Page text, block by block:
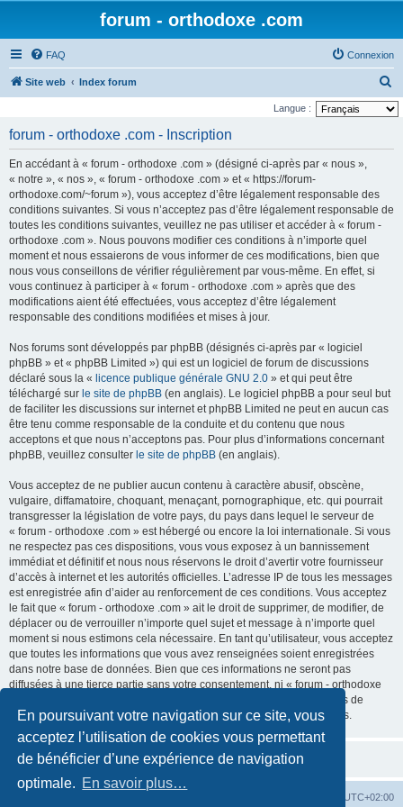
En poursuivant votre navigation sur ce site, vous
acceptez l’utilisation de cookies vous permettant
de bénéficier d’une expérience de navigation
optimale. En savoir plus…
forum - orthodoxe .com
FAQ Connexion
Site web Index forum
e
Langue :
forum - orthodoxe .com - Inscription
En accédant à « forum - orthodoxe .com » (désigné ci-après par « nous »,
« notre », « nos », « forum - orthodoxe .com » et « https://forum-
orthodoxe.com/~forum »), vous acceptez d’être légalement responsable des
conditions suivantes. Si vous n’acceptez pas d’être légalement responsable de
toutes les conditions suivantes, veuillez ne pas utiliser et accéder à « forum -
orthodoxe .com ». Nous pouvons modifier ces conditions à n’importe quel
moment et nous essaierons de vous informer de ces modifications, bien que
nous vous conseillons de vérifier régulièrement par vous-même. En effet, si
vous continuez à participer à « forum - orthodoxe .com » après que des
modifications aient été effectuées, vous acceptez d’être légalement
responsable des conditions modifiées et mises à jour.
Nos forums sont développés par phpBB (désignés ci-après par « logiciel
phpBB » et « phpBB Limited ») qui est un logiciel de forum de discussions
déclaré sous la « licence publique générale GNU 2.0 » et qui peut être
téléchargé sur le site de phpBB (en anglais). Le logiciel phpBB a pour seul but
de faciliter les discussions sur internet et phpBB Limited ne peut en aucun cas
être tenu comme responsable de la conduite et du contenu que nous
acceptons et que nous n’acceptons pas. Pour plus d’informations concernant
phpBB, veuillez consulter le site de phpBB (en anglais).
Vous acceptez de ne publier aucun contenu à caractère abusif, obscène,
vulgaire, diffamatoire, choquant, menaçant, pornographique, etc. qui pourrait
transgresser la législation de votre pays, du pays dans lequel le serveur de
« forum - orthodoxe .com » est hébergé ou encore la loi internationale. Si vous
ne respectez pas ces dispositions, vous vous exposez à un bannissement
immédiat et définitif et nous nous réservons le droit d’avertir votre fournisseur
d’accès à internet et les autorités officielles. L’adresse IP de tous les messages
est enregistrée afin d’aider au renforcement de ces conditions. Vous acceptez
le fait que « forum - orthodoxe .com » ait le droit de supprimer, de modifier, de
déplacer ou de verrouiller n’importe quel sujet et message à n’importe quel
moment si nous estimons cela nécessaire. En tant qu’utilisateur, vous acceptez
que toutes les informations que vous avez renseignées soient enregistrées
dans notre base de données. Bien que ces informations ne seront pas
diffusées à une tierce partie sans votre consentement, ni « forum - orthodoxe
.com », ni phpBB, ne pourront être tenus comme responsables en cas de
tentative de piratage informatique visant à compromettre vos données.
UTC+02:00